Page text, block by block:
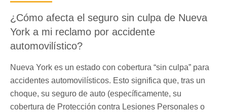
¿Cómo afecta el seguro sin culpa de Nueva
York a mi reclamo por accidente
automovilístico?
Nueva York es un estado con cobertura “sin culpa” para
accidentes automovilísticos. Esto significa que, tras un
choque, su seguro de auto (específicamente, su
cobertura de Protección contra Lesiones Personales o